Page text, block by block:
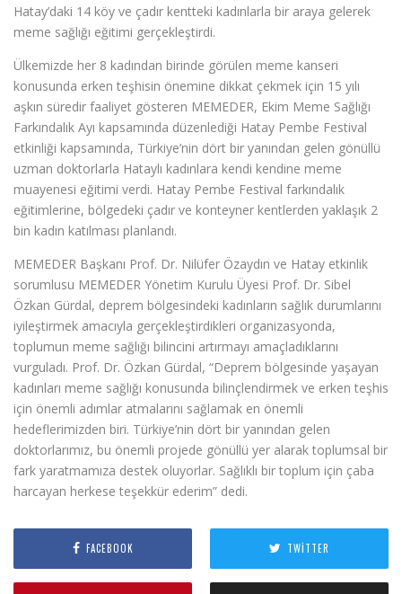
Hatay’daki 14 köy ve çadır kentteki kadınlarla bir araya gelerek
meme sağlığı eğitimi gerçekleştirdi.
Ülkemizde her 8 kadından birinde görülen meme kanseri
konusunda erken teşhisin önemine dikkat çekmek için 15 yılı
aşkın süredir faaliyet gösteren MEMEDER, Ekim Meme Sağlığı
Farkındalık Ayı kapsamında düzenlediği Hatay Pembe Festival
etkinliği kapsamında, Türkiye’nin dört bir yanından gelen gönüllü
uzman doktorlarla Hataylı kadınlara kendi kendine meme
muayenesi eğitimi verdi. Hatay Pembe Festival farkındalık
eğitimlerine, bölgedeki çadır ve konteyner kentlerden yaklaşık 2
bin kadın katılması planlandı.
MEMEDER Başkanı Prof. Dr. Nilüfer Özaydın ve Hatay etkinlik
sorumlusu MEMEDER Yönetim Kurulu Üyesi Prof. Dr. Sibel
Özkan Gürdal, deprem bölgesindeki kadınların sağlık durumlarını
iyileştirmek amacıyla gerçekleştirdikleri organizasyonda,
toplumun meme sağlığı bilincini artırmayı amaçladıklarını
vurguladı. Prof. Dr. Özkan Gürdal, “Deprem bölgesinde yaşayan
kadınları meme sağlığı konusunda bilinçlendirmek ve erken teşhis
için önemli adımlar atmalarını sağlamak en önemli
hedeflerimizden biri. Türkiye’nin dört bir yanından gelen
doktorlarımız, bu önemli projede gönüllü yer alarak toplumsal bir
fark yaratmamıza destek oluyorlar. Sağlıklı bir toplum için çaba
harcayan herkese teşekkür ederim” dedi.
FACEBOOK TWITTER